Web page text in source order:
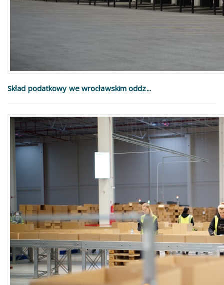
Skład podatkowy we wrocławskim oddz...